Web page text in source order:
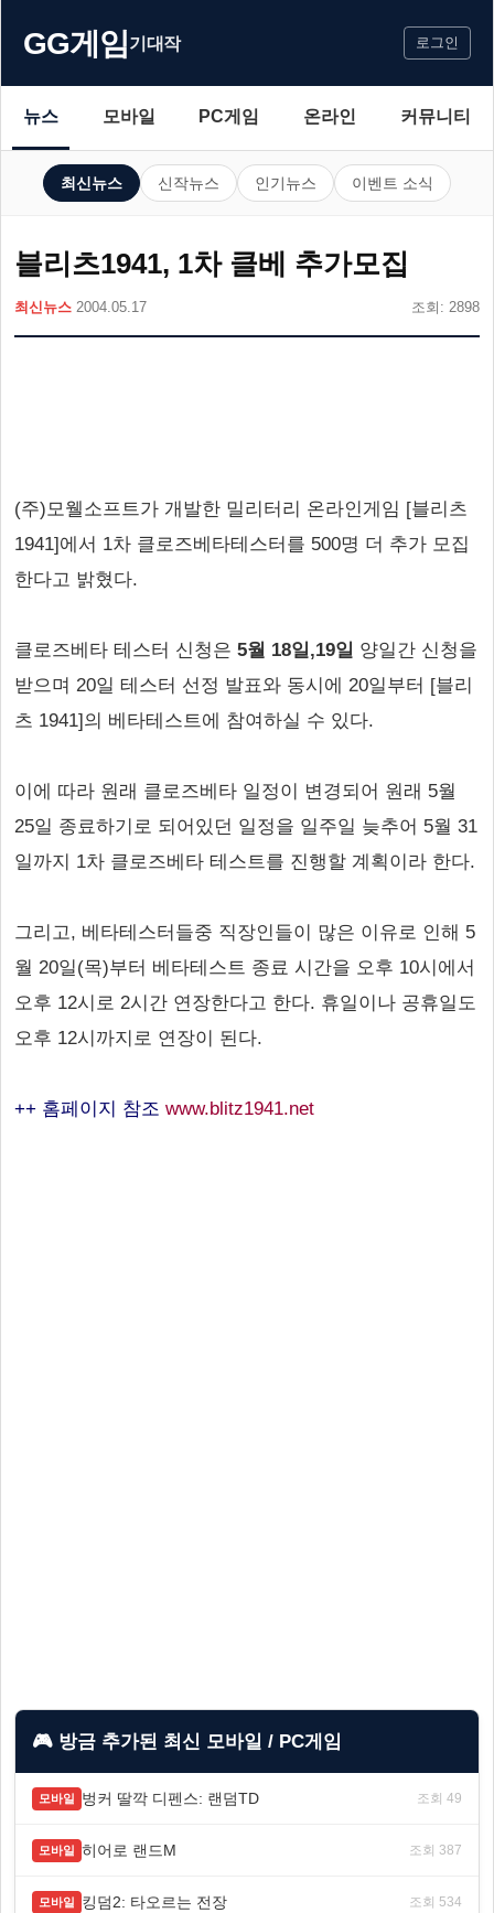
GG게임기대작 로그인
뉴스 모바일 PC게임 온라인 커뮤니티
최신뉴스 신작뉴스 인기뉴스 이벤트 소식
블리츠1941, 1차 클베 추가모집
최신뉴스 2004.05.17 조회: 2898
(주)모웰소프트가 개발한 밀리터리 온라인게임 [블리츠
1941]에서 1차 클로즈베타테스터를 500명 더 추가 모집
한다고 밝혔다.
클로즈베타 테스터 신청은 5월 18일,19일 양일간 신청을
받으며 20일 테스터 선정 발표와 동시에 20일부터 [블리
츠 1941]의 베타테스트에 참여하실 수 있다.
이에 따라 원래 클로즈베타 일정이 변경되어 원래 5월
25일 종료하기로 되어있던 일정을 일주일 늦추어 5월 31
일까지 1차 클로즈베타 테스트를 진행할 계획이라 한다.
그리고, 베타테스터들중 직장인들이 많은 이유로 인해 5
월 20일(목)부터 베타테스트 종료 시간을 오후 10시에서
오후 12시로 2시간 연장한다고 한다. 휴일이나 공휴일도
오후 12시까지로 연장이 된다.
++ 홈페이지 참조 www.blitz1941.net
🎮 방금 추가된 최신 모바일 / PC게임
모바일 벙커 딸깍 디펜스: 랜덤TD 조회 49
모바일 히어로 랜드M 조회 387
모바일 킹덤2: 타오르는 전장 조회 534